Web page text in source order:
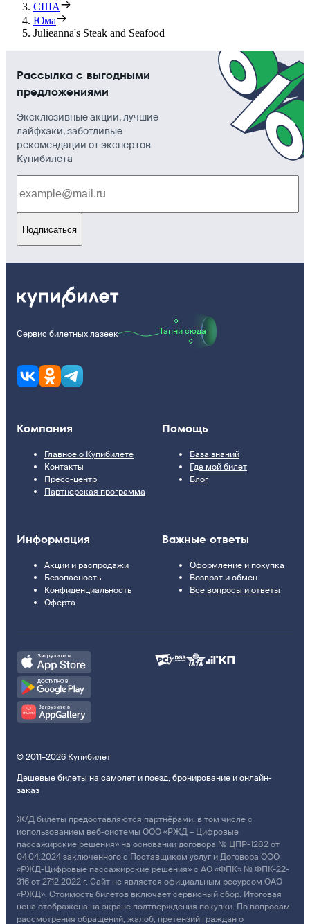
США
Юма
Julieanna's Steak and Seafood
Рассылка с выгодными
предложениями
Эксклюзивные акции, лучшие
лайфхаки, заботливые
рекомендации от экспертов
Купибилета
Подписаться
Сервис билетных лазеек Тапни сюда
Компания
Главное о Купибилете
Контакты
Пресс-центр
Партнерская программа
Помощь
База знаний
Где мой билет
Блог
Информация
Акции и распродажи
Безопасность
Конфиденциальность
Оферта
Важные ответы
Оформление и покупка
Возврат и обмен
Все вопросы и ответы
© 2011–2026 Купибилет
Дешевые билеты на самолет и поезд, бронирование и онлайн-
заказ
Ж/Д билеты предоставляются партнёрами, в том числе с
использованием веб-системы ООО «РЖД – Цифровые
пассажирские решения» на основании договора № ЦПР-1282 от
04.04.2024 заключенного с Поставщиком услуг и Договора ООО
«РЖД-Цифровые пассажирские решения» с АО «ФПК» № ФПК-22-
316 от 27.12.2022 г. Сайт не является официальным ресурсом ОАО
«РЖД». Стоимость билетов включает сервисный сбор. Итоговая
цена отображена на экране подтверждения покупки. По вопросам
рассмотрения обращений, жалоб, претензий граждан о